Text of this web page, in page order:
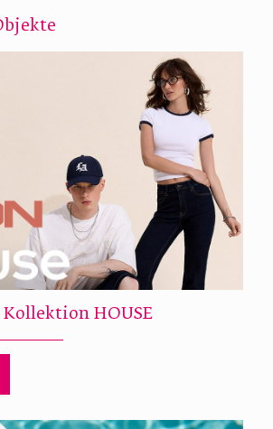
Kollektion HOUSE